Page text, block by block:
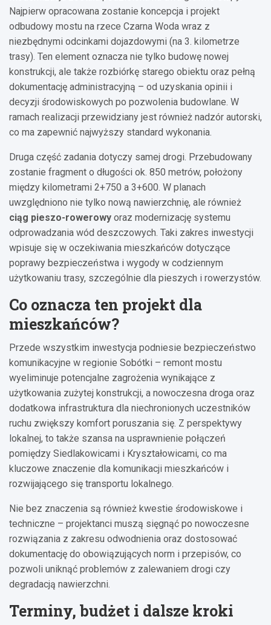
Najpierw opracowana zostanie koncepcja i projekt
odbudowy mostu na rzece Czarna Woda wraz z
niezbędnymi odcinkami dojazdowymi (na 3. kilometrze
trasy). Ten element oznacza nie tylko budowę nowej
konstrukcji, ale także rozbiórkę starego obiektu oraz pełną
dokumentację administracyjną – od uzyskania opinii i
decyzji środowiskowych po pozwolenia budowlane. W
ramach realizacji przewidziany jest również nadzór autorski,
co ma zapewnić najwyższy standard wykonania.
Druga część zadania dotyczy samej drogi. Przebudowany
zostanie fragment o długości ok. 850 metrów, położony
między kilometrami 2+750 a 3+600. W planach
uwzględniono nie tylko nową nawierzchnię, ale również
ciąg pieszo-rowerowy oraz modernizację systemu
odprowadzania wód deszczowych. Taki zakres inwestycji
wpisuje się w oczekiwania mieszkańców dotyczące
poprawy bezpieczeństwa i wygody w codziennym
użytkowaniu trasy, szczególnie dla pieszych i rowerzystów.
Co oznacza ten projekt dla
mieszkańców?
Przede wszystkim inwestycja podniesie bezpieczeństwo
komunikacyjne w regionie Sobótki – remont mostu
wyeliminuje potencjalne zagrożenia wynikające z
użytkowania zużytej konstrukcji, a nowoczesna droga oraz
dodatkowa infrastruktura dla niechronionych uczestników
ruchu zwiększy komfort poruszania się. Z perspektywy
lokalnej, to także szansa na usprawnienie połączeń
pomiędzy Siedlakowicami i Kryształowicami, co ma
kluczowe znaczenie dla komunikacji mieszkańców i
rozwijającego się transportu lokalnego.
Nie bez znaczenia są również kwestie środowiskowe i
techniczne – projektanci muszą sięgnąć po nowoczesne
rozwiązania z zakresu odwodnienia oraz dostosować
dokumentację do obowiązujących norm i przepisów, co
pozwoli uniknąć problemów z zalewaniem drogi czy
degradacją nawierzchni.
Terminy, budżet i dalsze kroki